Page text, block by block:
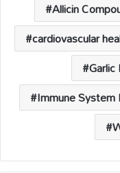
p
p
o
k
Allicin
cardiovascular
Immune